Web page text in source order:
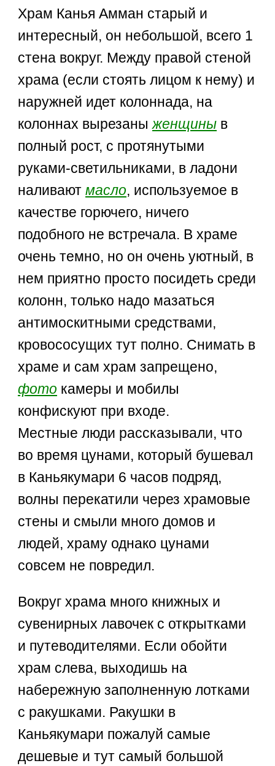
Храм Канья Амман старый и
интересный, он небольшой, всего 1
стена вокруг. Между правой стеной
храма (если стоять лицом к нему) и
наружней идет колоннада, на
колоннах вырезаныженщины в
полный рост, с протянутыми
руками-светильниками, в ладони
наливаютмасло, используемое в
качестве горючего, ничего
подобного не встречала. В храме
очень темно, но он очень уютный, в
нем приятно просто посидеть среди
колонн, только надо мазаться
антимоскитными средствами,
кровососущих тут полно. Снимать в
храме и сам храм запрещено,
фото камеры и мобилы
конфискуют при входе.
Местные люди рассказывали, что
во время цунами, который бушевал
в Каньякумари 6 часов подряд,
волны перекатили через храмовые
стены и смыли много домов и
людей, храму однако цунами
совсем не повредил.
Вокруг храма много книжных и
сувенирных лавочек с открытками
и путеводителями. Если обойти
храм слева, выходишь на
набережную заполненную лотками
с ракушками. Ракушки в
Каньякумари пожалуй самые
дешевые и тут самый большой